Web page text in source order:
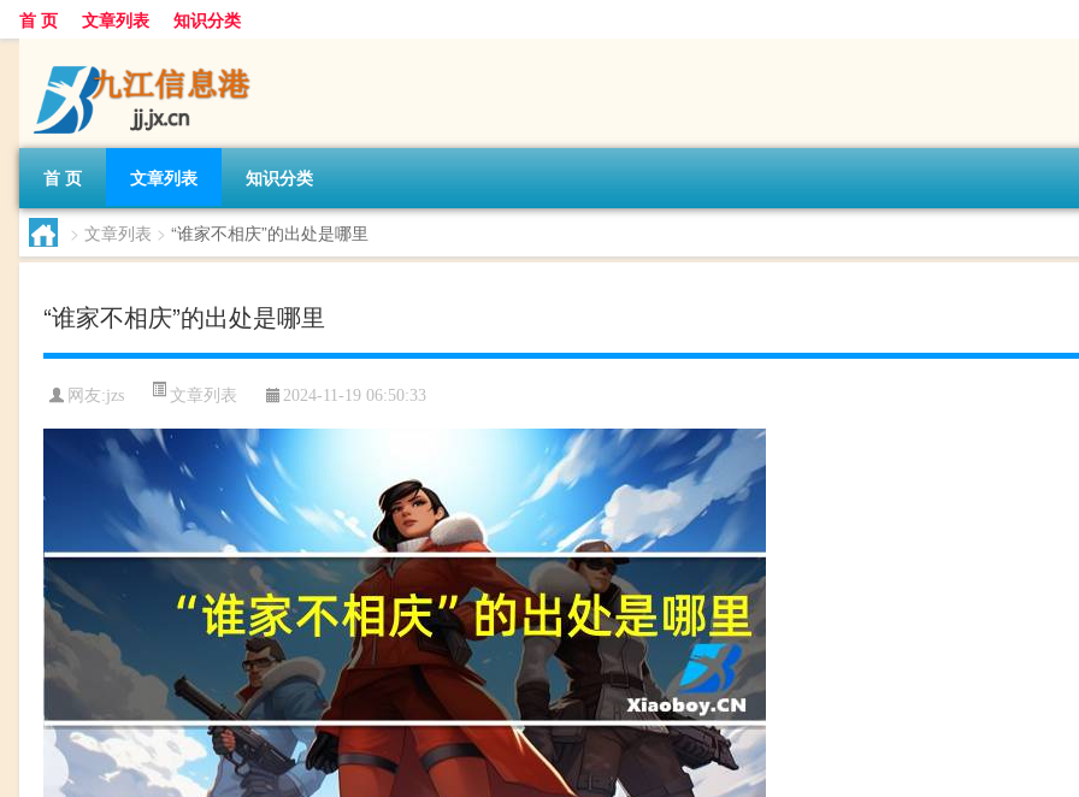
首 页 文章列表 知识分类
首 页 文章列表 知识分类
> 文章列表 > “谁家不相庆”的出处是哪里
“谁家不相庆”的出处是哪里
网友:jzs 文章列表 2024-11-19 06:50:33